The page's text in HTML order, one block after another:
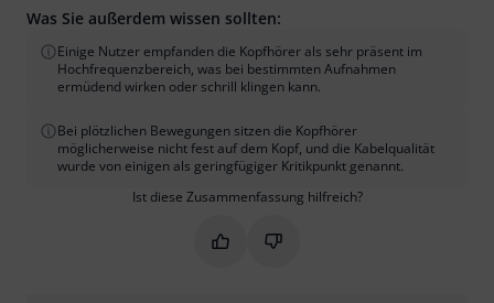
Was Sie außerdem wissen sollten:
Einige Nutzer empfanden die Kopfhörer als sehr präsent im
Hochfrequenzbereich, was bei bestimmten Aufnahmen
ermüdend wirken oder schrill klingen kann.
Bei plötzlichen Bewegungen sitzen die Kopfhörer
möglicherweise nicht fest auf dem Kopf, und die Kabelqualität
wurde von einigen als geringfügiger Kritikpunkt genannt.
Ist diese Zusammenfassung hilfreich?
Markieren Sie diese
Markieren Sie diese